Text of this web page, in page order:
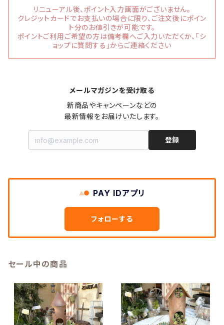
リニューアル後、ポイント入力画面がございません。
クレジットカードでお支払いの場合に限り、ご注文後にポイン
ト分のお値引きが可能です。
ポイントご利用ご希望の方は備考欄へご入力いただくか、「シ
ョップに質問する」からご連絡ください
メールマガジンを受け取る
新商品やキャンペーンなどの
最新情報をお届けいたします。
登録
PAY IDアプリ
フォローする
セール中の商品